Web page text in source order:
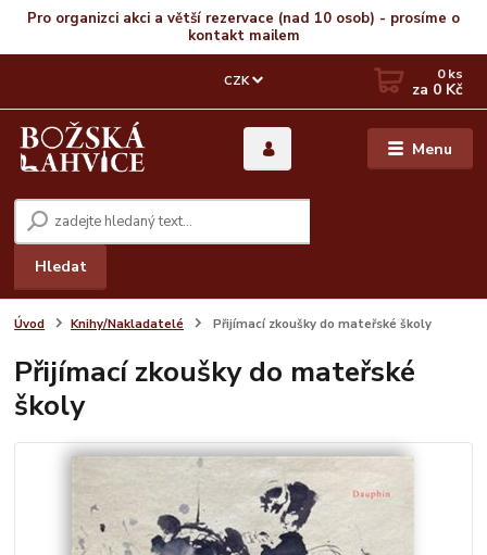
Pro organizci akci a větší rezervace (nad 10 osob) - prosíme o
kontakt mailem
Menu
CZK
Hledat
0ks
za 0 Kč
Úvod Knihy/Nakladatelé Přijímací zkoušky do mateřské školy
Přijímací zkoušky do mateřské
školy